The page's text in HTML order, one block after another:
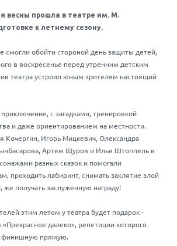
весны прошла в театре им. М.
к летнему сезону.
смогли обойти стороной день защиты детей,
в воскресенье перед утренним детским
театра устроил юным зрителям настоящий
с загадками, тренировкой
и даже ориентированием на местности.
Кочергин, Игорь Мицкевич, Олександра
Артем Щуров и Илья Штоппель в
разных сказок и помогали
проходить лабиринт, снимать заклятие злой
же получать заслуженную награду!
этим летом у театра будет подарок -
«Прекрасное далеко», репетиции которого
прямую.